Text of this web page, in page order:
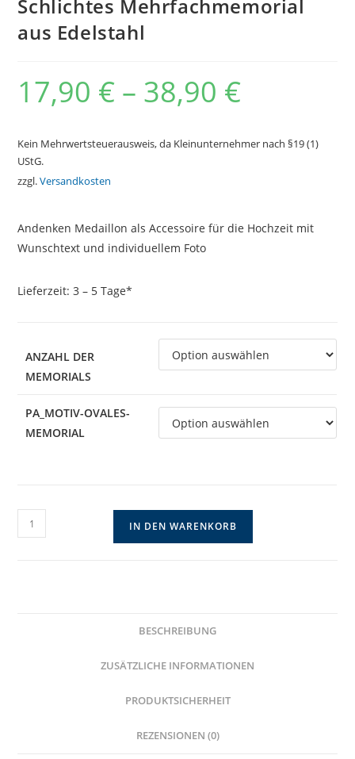
Schlichtes Mehrfachmemorial
aus Edelstahl
17,90 € – 38,90 €
Kein Mehrwertsteuerausweis, da Kleinunternehmer nach §19 (1)
UStG.
zzgl.Versandkosten
Andenken Medaillon als Accessoire für die Hochzeit mit
Wunschtext und individuellem Foto
Lieferzeit:3 – 5 Tage*
ANZAHL DER
MEMORIALS
PA_MOTIV-OVALES-
MEMORIAL
Schlichtes
Mehrfachmemorial
IN DEN WARENKORB
BESCHREIBUNG
ZUSÄTZLICHE INFORMATIONEN
PRODUKTSICHERHEIT
REZENSIONEN (0)